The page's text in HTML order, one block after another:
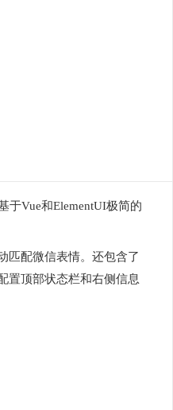
于Vue和ElementUI极简的
匹配微信表情。还包含了
置顶部状态栏和右侧信息